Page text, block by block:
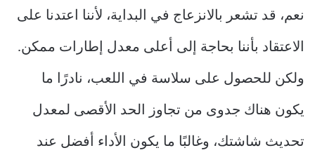
نعم، قد تشعر بالانزعاج في البداية، لأننا اعتدنا على
الاعتقاد بأننا بحاجة إلى أعلى معدل إطارات ممكن.
ولكن للحصول على سلاسة في اللعب، نادرًا ما
يكون هناك جدوى من تجاوز الحد الأقصى لمعدل
تحديث شاشتك، وغالبًا ما يكون الأداء أفضل عند